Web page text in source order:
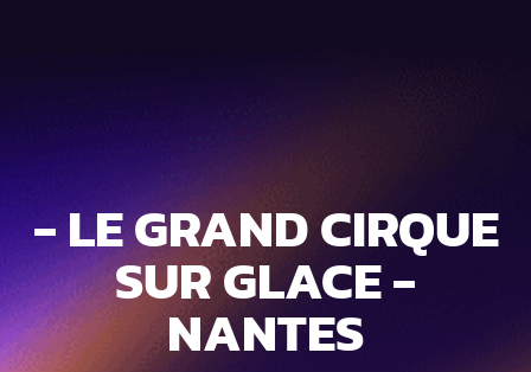
- LE GRAND CIRQUE
SUR GLACE -
NANTES